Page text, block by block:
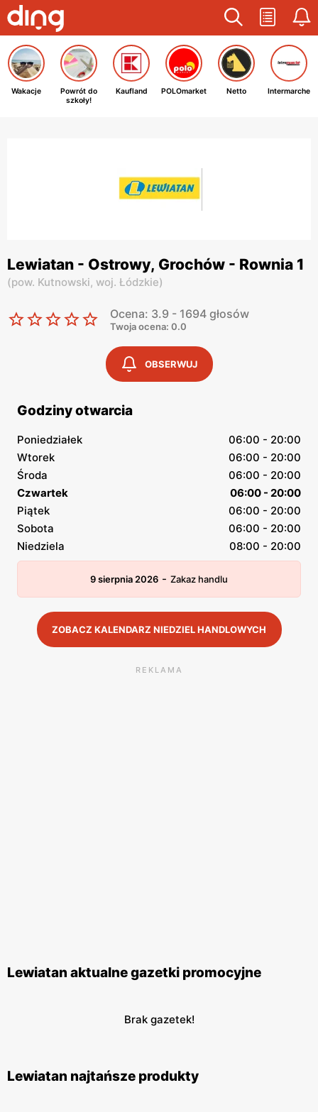
Wakacje
Powrót do
szkoły!
Kaufland POLOmarket Netto Intermarche
Lewiatan - Ostrowy, Grochów - Rownia 1
(pow. Kutnowski, woj. Łódzkie)
Ocena: 3.9 - 1694 głosów
Twoja ocena: 0.0
OBSERWUJ
Godziny otwarcia
Poniedziałek
06:00 - 20:00
Wtorek
06:00 - 20:00
Środa
06:00 - 20:00
Czwartek
06:00 - 20:00
Piątek
06:00 - 20:00
Sobota
06:00 - 20:00
Niedziela
08:00 - 20:00
9 sierpnia 2026 - Zakaz handlu
ZOBACZ KALENDARZ NIEDZIEL HANDLOWYCH
REKLAMA
Lewiatan aktualne gazetki promocyjne
Brak gazetek!
Lewiatan najtańsze produkty